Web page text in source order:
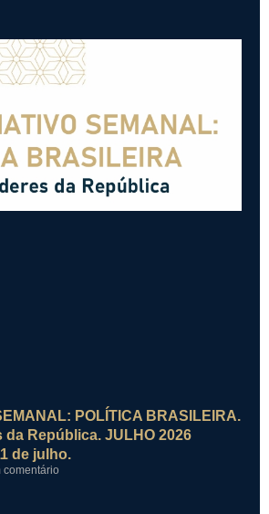
POLÍTICA BRASILEIRA.
da República. JULHO 2026
de julho.